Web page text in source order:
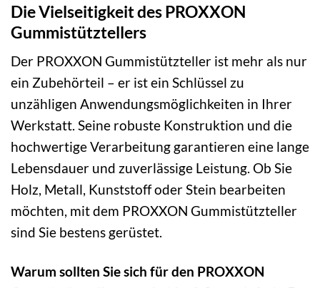
Die Vielseitigkeit des PROXXON
Gummistütztellers
Der PROXXON Gummistützteller ist mehr als nur
ein Zubehörteil – er ist ein Schlüssel zu
unzähligen Anwendungsmöglichkeiten in Ihrer
Werkstatt. Seine robuste Konstruktion und die
hochwertige Verarbeitung garantieren eine lange
Lebensdauer und zuverlässige Leistung. Ob Sie
Holz, Metall, Kunststoff oder Stein bearbeiten
möchten, mit dem PROXXON Gummistützteller
sind Sie bestens gerüstet.
Warum sollten Sie sich für den PROXXON